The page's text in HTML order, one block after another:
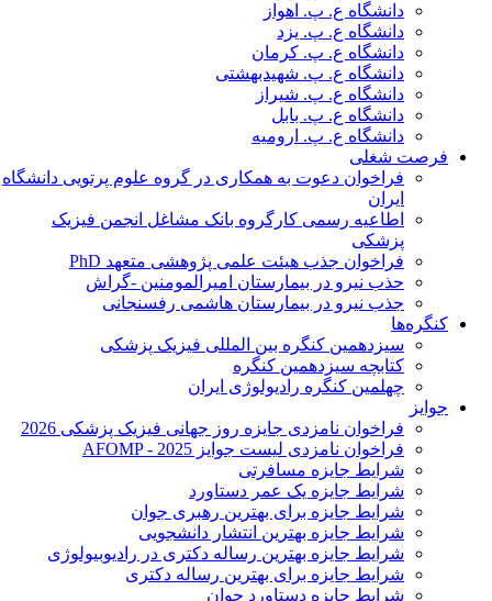
دانشگاه ع. پ. اهواز
دانشگاه ع. پ. یزد
دانشگاه ع. پ. کرمان
دانشگاه ع. پ. شهید‌بهشتی
دانشگاه ع. پ. شیراز
دانشگاه ع. پ. بابل
دانشگاه ع. پ. ارومیه
فرصت شغلی
فراخوان دعوت به همکاری در گروه علوم پرتویی دانشگاه
ایران
اطاعیه رسمی کارگروه بانک مشاغل انجمن فیزیک
پزشکی
فراخوان جذب هیئت علمی پژوهشی متعهد PhD
حذب نیرو در بیمارستان امیرالمومنین -گراش
جذب نیرو در بیمارستان هاشمی رفسنجانی
کنگره‌ها
سیزدهمین کنگره بین المللی فیزیک پزشکی
کتابچه سیزدهمین کنگره
چهلمین کنگره رادیولوژی ایران
جوایز
فراخوان نامزدی جایزه روز جهانی فیزیک پزشکی 2026
فراخوان نامزدی لیست جوایز AFOMP - 2025
شرایط جایزه مسافرتی
شرایط جایزه یک عمر دستاورد
شرایط جایزه برای بهترین رهبری جوان
شرایط جایزه بهترین انتشار دانشجویی
شرایط جایزه بهترین رساله دکتری در رادیوبیولوژی
شرایط جایزه برای بهترین رساله دکتری
شرایط جایزه دستاورد جوان